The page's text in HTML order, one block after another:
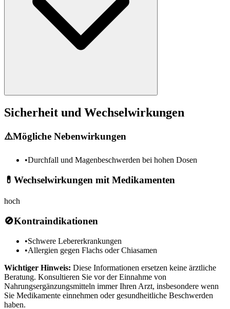
Sicherheit und Wechselwirkungen
⚠️Mögliche Nebenwirkungen
•Durchfall und Magenbeschwerden bei hohen Dosen
💊 Wechselwirkungen mit Medikamenten
hoch
🚫Kontraindikationen
•Schwere Lebererkrankungen
•Allergien gegen Flachs oder Chiasamen
Wichtiger Hinweis: Diese Informationen ersetzen keine ärztliche
Beratung. Konsultieren Sie vor der Einnahme von
Nahrungsergänzungsmitteln immer Ihren Arzt, insbesondere wenn
Sie Medikamente einnehmen oder gesundheitliche Beschwerden
haben.